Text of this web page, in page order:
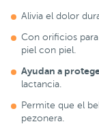
Alivia el dolor
Con orificios
piel con piel.
Ayudan a
lactancia.
Permite que el
pezonera.